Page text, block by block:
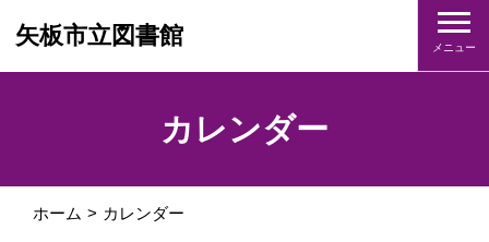
矢板市立図書館 メニュー
カレンダー
ホーム カレンダー